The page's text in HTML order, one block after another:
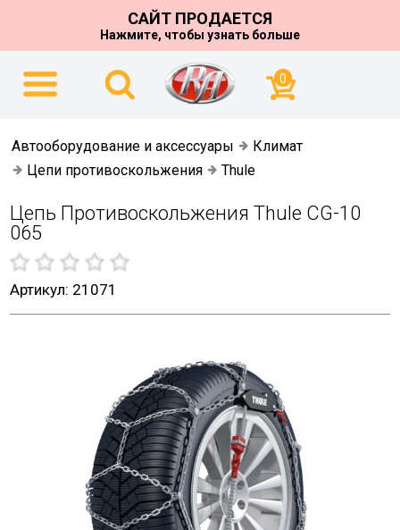
САЙТ ПРОДАЕТСЯ
Нажмите, чтобы узнать больше
0
Автооборудование и аксессуары
Климат
Цепи противоскольжения
Thule
Цепь Противоскольжения Thule CG-10
065
Артикул: 21071